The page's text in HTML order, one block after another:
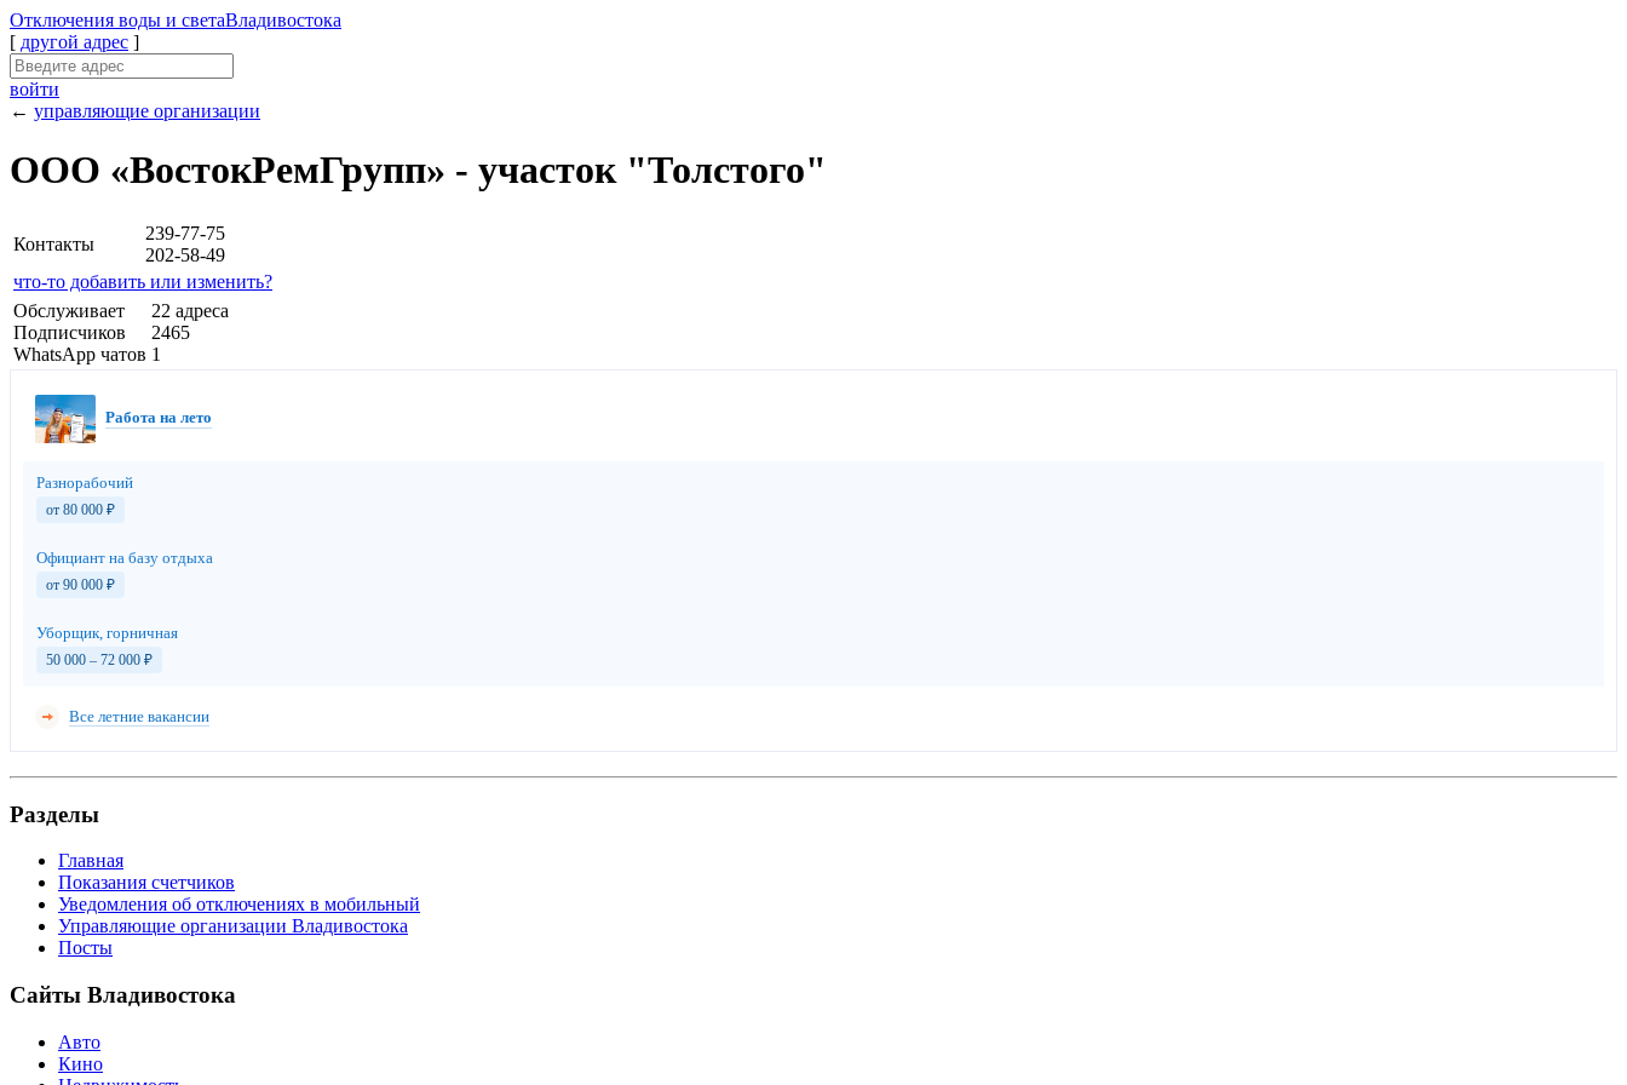
Отключения воды и светаВладивостока
[ другой адрес ]
войти
← управляющие организации
ООО «ВостокРемГрупп» - участок "Толстого"
Контакты
239-77-75
202-58-49
что-то добавить или изменить?
Обслуживает
Подписчиков
WhatsApp чатов
22 адреса
2465
1
Работа на лето
Разнорабочий
от 80 000 ₽
Официант на базу отдыха
от 90 000 ₽
Уборщик, горничная
50 000 – 72 000 ₽
Все летние вакансии
Разделы
Главная
Показания счетчиков
Уведомления об отключениях в мобильный
Управляющие организации Владивостока
Посты
Сайты Владивостока
Авто
Кино